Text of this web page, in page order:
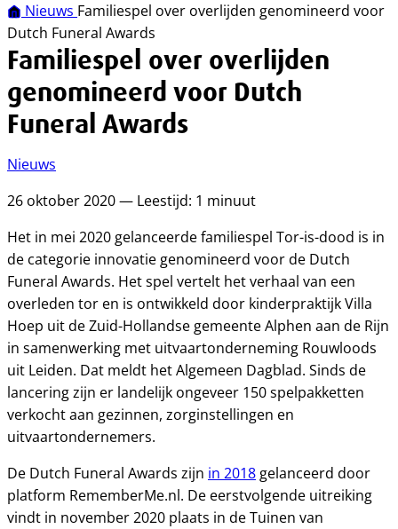
Nieuws Familiespel over overlijden genomineerd voor
Dutch Funeral Awards
Familiespel over overlijden
genomineerd voor Dutch
Funeral Awards
Nieuws
26 oktober 2020 — Leestijd: 1 minuut
Het in mei 2020 gelanceerde familiespel Tor-is-dood is in
de categorie innovatie genomineerd voor de Dutch
Funeral Awards. Het spel vertelt het verhaal van een
overleden tor en is ontwikkeld door kinderpraktijk Villa
Hoep uit de Zuid-Hollandse gemeente Alphen aan de Rijn
in samenwerking met uitvaartonderneming Rouwloods
uit Leiden. Dat meldt het Algemeen Dagblad. Sinds de
lancering zijn er landelijk ongeveer 150 spelpakketten
verkocht aan gezinnen, zorginstellingen en
uitvaartondernemers.
De Dutch Funeral Awards zijn in 2018 gelanceerd door
platform RememberMe.nl. De eerstvolgende uitreiking
vindt in november 2020 plaats in de Tuinen van